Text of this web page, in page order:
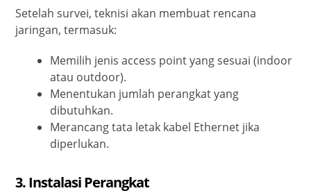
Setelah survei, teknisi akan membuat rencana
jaringan, termasuk:
Memilih jenis access point yang sesuai (indoor
atau outdoor).
Menentukan jumlah perangkat yang
dibutuhkan.
Merancang tata letak kabel Ethernet jika
diperlukan.
3. Instalasi Perangkat